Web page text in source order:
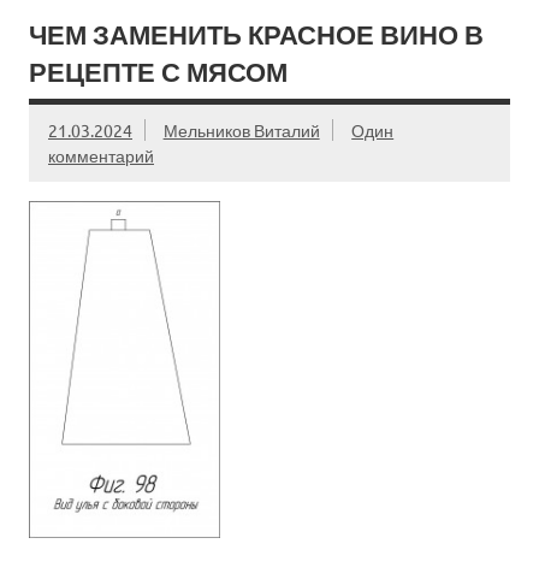
ЧЕМ ЗАМЕНИТЬ КРАСНОЕ ВИНО В
РЕЦЕПТЕ С МЯСОМ
21.03.2024 Мельников Виталий
Один
комментарий